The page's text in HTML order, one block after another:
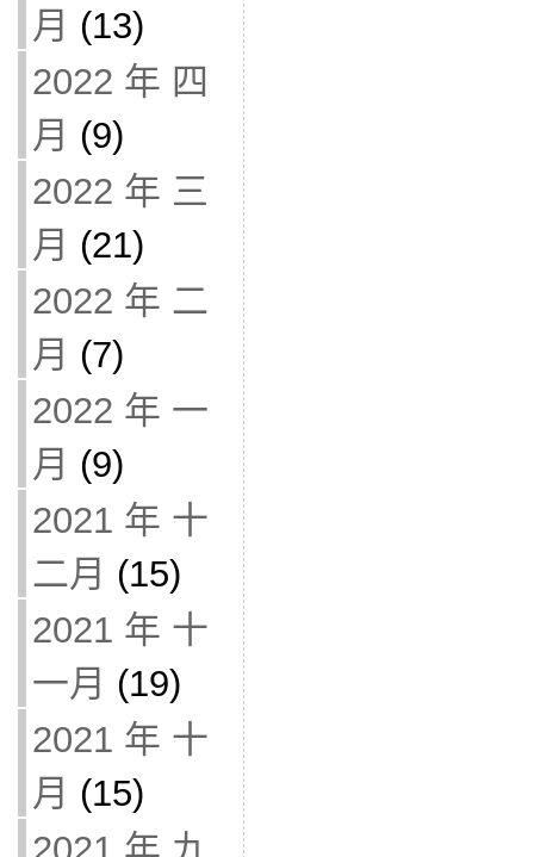
月 (13)
2022 年 四
月 (9)
2022 年 三
月 (21)
2022 年 二
月 (7)
2022 年 一
月 (9)
2021 年 十
二月 (15)
2021 年 十
一月 (19)
2021 年 十
月 (15)